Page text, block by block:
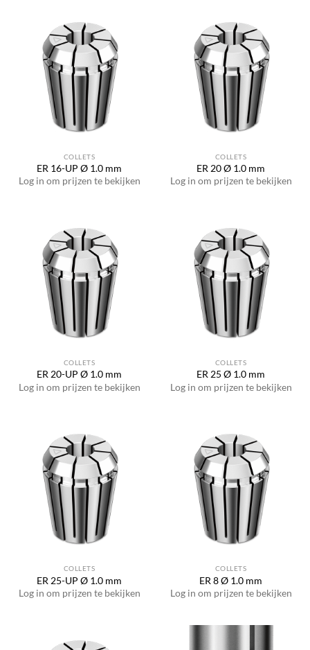
COLLETS
ER 16-UP Ø 1.0 mm
Log in om prijzen te bekijken
COLLETS
ER 20 Ø 1.0 mm
Log in om prijzen te bekijken
COLLETS
ER 20-UP Ø 1.0 mm
Log in om prijzen te bekijken
COLLETS
ER 25 Ø 1.0 mm
Log in om prijzen te bekijken
COLLETS
ER 25-UP Ø 1.0 mm
Log in om prijzen te bekijken
COLLETS
ER 8 Ø 1.0 mm
Log in om prijzen te bekijken